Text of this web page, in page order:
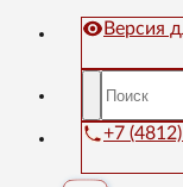
Версия
+7